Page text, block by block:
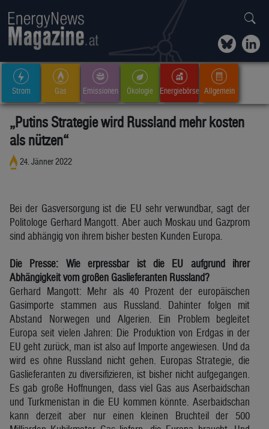
Strom Gas Emissionen Ökologie Energiebörse Allgemein
„Putins Strategie wird Russland mehr kosten
als nützen“
24. Jänner 2022
Bei der Gasversorgung ist die EU sehr verwundbar, sagt der
Politologe Gerhard Mangott. Aber auch Moskau und Gazprom
sind abhängig von ihrem bisher besten Kunden Europa.
Die Presse: Wie erpressbar ist die EU aufgrund ihrer
Abhängigkeit vom großen Gaslieferanten Russland?
Gerhard Mangott: Mehr als 40 Prozent der europäischen
Gasimporte stammen aus Russland. Dahinter folgen mit
Abstand Norwegen und Algerien. Ein Problem begleitet
Europa seit vielen Jahren: Die Produktion von Erdgas in der
EU geht zurück, man ist also auf Importe angewiesen. Und da
wird es ohne Russland nicht gehen. Europas Strategie, die
Gaslieferanten zu diversifizieren, ist bisher nicht aufgegangen.
Es gab große Hoffnungen, dass viel Gas aus Aserbaidschan
und Turkmenistan in die EU kommen könnte. Aserbaidschan
kann derzeit aber nur einen kleinen Bruchteil der 500